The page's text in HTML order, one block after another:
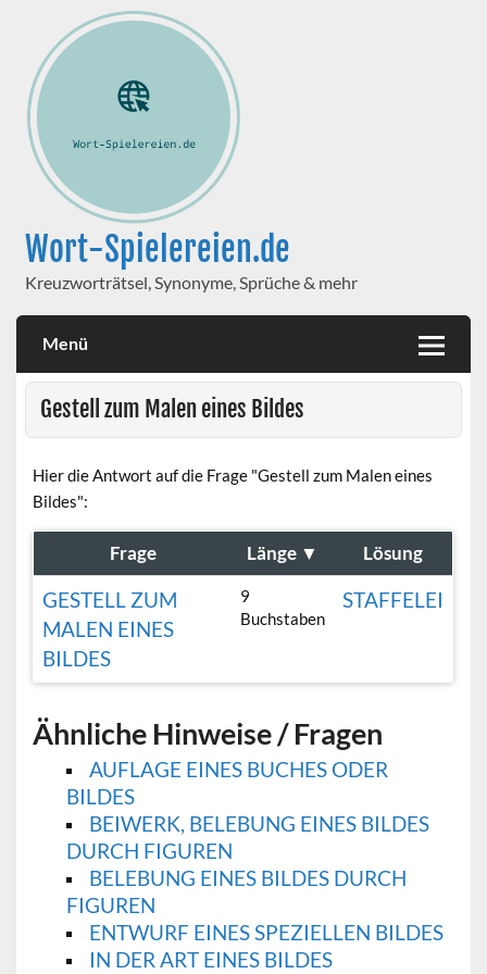
Wort-Spielereien.de
Kreuzworträtsel, Synonyme, Sprüche & mehr
Menü
Gestell zum Malen eines Bildes
Hier die Antwort auf die Frage "Gestell zum Malen eines
Bildes":
Frage Länge ▼ Lösung
GESTELL ZUM
MALEN EINES
BILDES
9
Buchstaben
STAFFELEI
Ähnliche Hinweise / Fragen
AUFLAGE EINES BUCHES ODER
BILDES
BEIWERK, BELEBUNG EINES BILDES
DURCH FIGUREN
BELEBUNG EINES BILDES DURCH
FIGUREN
ENTWURF EINES SPEZIELLEN BILDES
IN DER ART EINES BILDES